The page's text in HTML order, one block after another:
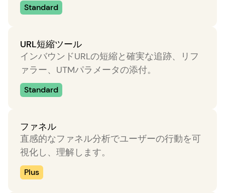
Standard
URL短縮ツール
インバウンドURLの短縮と確実な追跡、リフ
ァラー、UTMパラメータの添付。
Standard
ファネル
直感的なファネル分析でユーザーの行動を可
視化し、理解します。
Plus